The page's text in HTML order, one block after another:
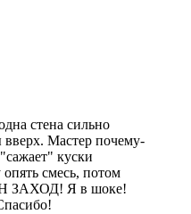
стена сильно
вверх. Мастер почему-
куски
опять смесь, потом
ЗАХОД! Я в шоке!